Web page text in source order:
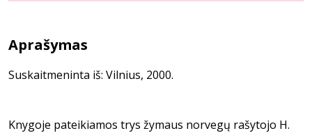
Aprašymas
Suskaitmeninta iš: Vilnius, 2000.
Knygoje pateikiamos trys žymaus norvegų rašytojo H.